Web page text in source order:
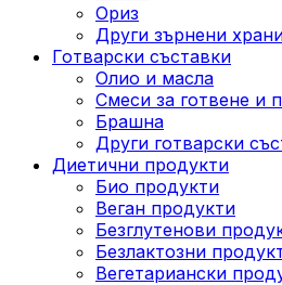
Ориз
Други зърнени
Готварски съставки
Олио и масла
Смеси за готвене и
Брашна
Други готварски
Диетични продукти
Био продукти
Веган продукти
Безглутенови
Безлактозни
Вегетариански